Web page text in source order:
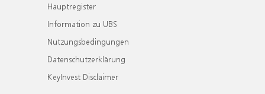
Hauptregister
Information zu UBS
Nutzungsbedingungen
Datenschutzerklärung
KeyInvest Disclaimer